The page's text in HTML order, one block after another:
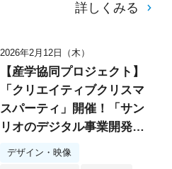
詳しくみる
2026年2月12日（木）
【産学協同プロジェクト】
「クリエイティブクリスマ
スパーティ」開催！「サン
リオのデジタル事業開発
部」とのシークレットプロ
デザイン・映像